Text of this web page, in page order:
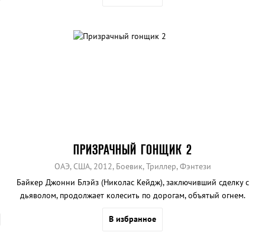
ПРИЗРАЧНЫЙ ГОНЩИК 2
ОАЭ, США, 2012, Боевик, Триллер, Фэнтези
Байкер Джонни Блэйз (Николас Кейдж), заключивший сделку с
дьяволом, продолжает колесить по дорогам, объятый огнем.
В избранное